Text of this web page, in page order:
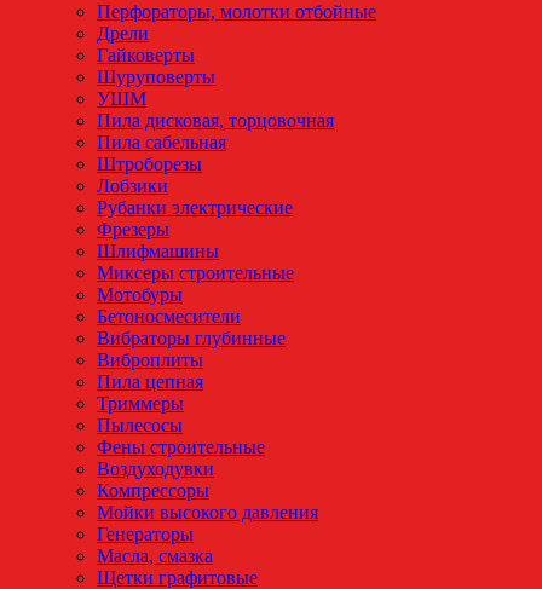
Перфораторы, молотки отбойные
Дрели
Гайковерты
Шуруповерты
УШМ
Пила дисковая, торцовочная
Пила сабельная
Штроборезы
Лобзики
Рубанки электрические
Фрезеры
Шлифмашины
Миксеры строительные
Мотобуры
Бетоносмесители
Вибраторы глубинные
Виброплиты
Пила цепная
Триммеры
Пылесосы
Фены строительные
Воздуходувки
Компрессоры
Мойки высокого давления
Генераторы
Масла, смазка
Щетки графитовые